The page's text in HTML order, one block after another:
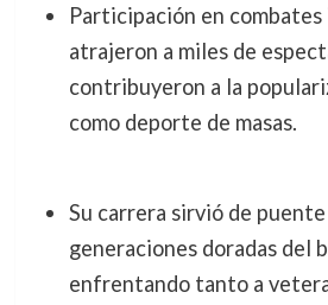
Participación en combates
atrajeron a miles de
contribuyeron a la
como deporte de masas.
Su carrera sirvió de
generaciones doradas del
enfrentando tanto a